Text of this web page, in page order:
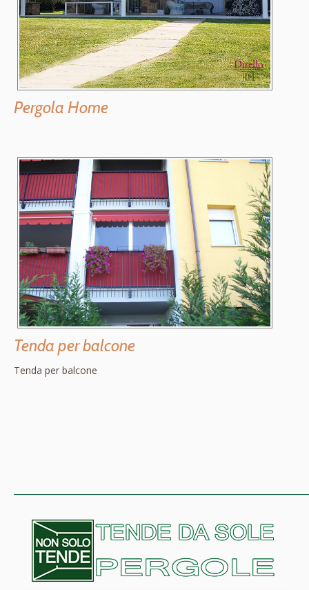
Pergola Home
Tenda per balcone
Tenda per balcone